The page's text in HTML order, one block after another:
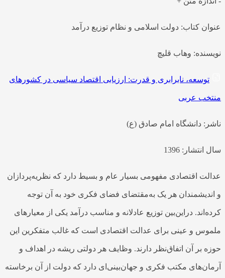
کتاب: دولت اسلامی و نظام توزیع درآمد
وهاب قلیچ
توسعه، نابرابری و قدرت: ارزیابی اقتصاد سیاسی در کشورهای
عربی
دانشگاه امام صادق (ع)
انتشار: 1396
اقتصادی مفهومی بسیار عام و بسیط دارد که نظریه‌پردازان
اندیشمندان هر یک به‌مقتضای فضای فکری خود به آن توجه
دراین‌بین توزیع عادلانه و مناسب درآمد یکی از معیارهای
و عینی برای عدالت اقتصادی است که غالب متفکرین این
بر آن اتفاق‌نظر دارند. وظایف هر دولتی ریشه در اهداف و
مکتب فکری و جهان‌بینی‌ای دارد که دولت از آن برخاسته